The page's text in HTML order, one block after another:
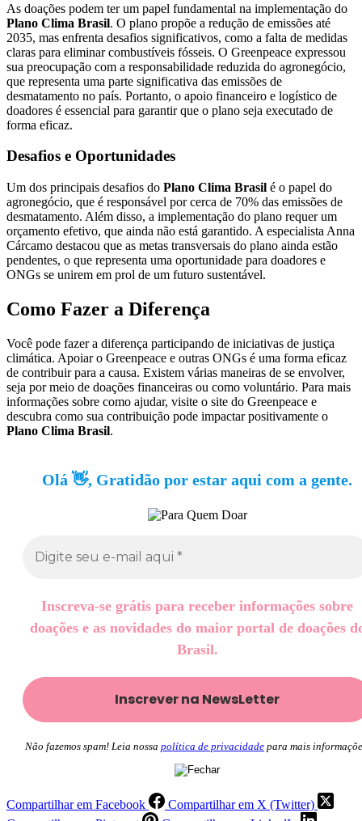
As doações podem ter um papel fundamental na implementação do
Plano Clima Brasil. O plano propõe a redução de emissões até
2035, mas enfrenta desafios significativos, como a falta de medidas
claras para eliminar combustíveis fósseis. O Greenpeace expressou
sua preocupação com a responsabilidade reduzida do agronegócio,
que representa uma parte significativa das emissões de
desmatamento no país. Portanto, o apoio financeiro e logístico de
doadores é essencial para garantir que o plano seja executado de
forma eficaz.
Desafios e Oportunidades
Um dos principais desafios do Plano Clima Brasil é o papel do
agronegócio, que é responsável por cerca de 70% das emissões de
desmatamento. Além disso, a implementação do plano requer um
orçamento efetivo, que ainda não está garantido. A especialista Anna
Cárcamo destacou que as metas transversais do plano ainda estão
pendentes, o que representa uma oportunidade para doadores e
ONGs se unirem em prol de um futuro sustentável.
Como Fazer a Diferença
Você pode fazer a diferença participando de iniciativas de justiça
climática. Apoiar o Greenpeace e outras ONGs é uma forma eficaz
de contribuir para a causa. Existem várias maneiras de se envolver,
seja por meio de doações financeiras ou como voluntário. Para mais
informações sobre como ajudar, visite o site do Greenpeace e
descubra como sua contribuição pode impactar positivamente o
Plano Clima Brasil.
Olá 👋, Gratidão por estar aqui com a gente.
Inscreva-se grátis para receber informações sobre
doações e as novidades do maior portal de doações
Brasil.
Não fazemos spam! Leia nossa política de privacidade para mais
Compartilhar em Facebook
Compartilhar em X (Twitter)